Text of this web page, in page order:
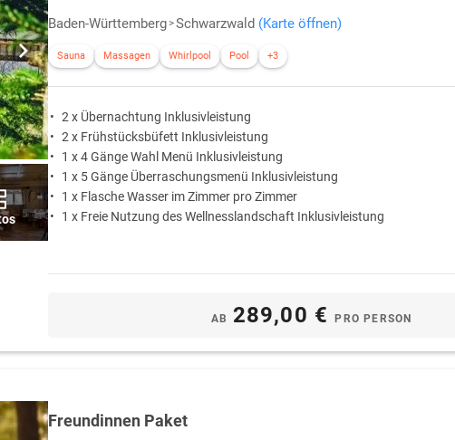
Baden-Württemberg Schwarzwald (Karte öffnen)
Sauna Massagen Whirlpool Pool +3
2 x Übernachtung Inklusivleistung
2 x Frühstücksbüfett Inklusivleistung
1 x 4 Gänge Wahl Menü Inklusivleistung
1 x 5 Gänge Überraschungsmenü Inklusivleistung
1 x Flasche Wasser im Zimmer pro Zimmer
1 x Freie Nutzung des Wellnesslandschaft Inklusivleistung
AB 289,00 €PRO PERSON
Freundinnen Paket